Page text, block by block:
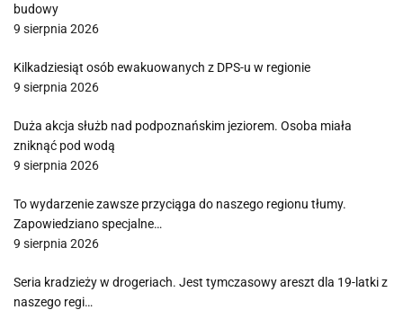
budowy
9 sierpnia 2026
Kilkadziesiąt osób ewakuowanych z DPS-u w regionie
9 sierpnia 2026
Duża akcja służb nad podpoznańskim jeziorem. Osoba miała
zniknąć pod wodą
9 sierpnia 2026
To wydarzenie zawsze przyciąga do naszego regionu tłumy.
Zapowiedziano specjalne…
9 sierpnia 2026
Seria kradzieży w drogeriach. Jest tymczasowy areszt dla 19-latki z
naszego regi…